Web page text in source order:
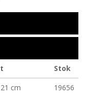
Stok
cm 19656